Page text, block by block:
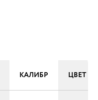
КАЛИБР ЦВЕТ